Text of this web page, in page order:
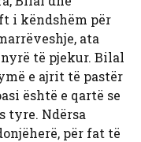
i këndshëm për
ata
të pjekur. Bilal
e ajrit të pastër
është e qartë se
tyre. Ndërsa
për fat të